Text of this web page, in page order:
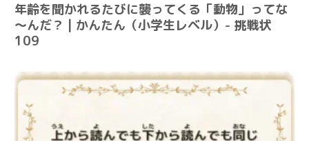
年齢を聞かれるたびに襲ってくる「動物」ってな
～んだ？ | かんたん（小学生レベル）- 挑戦状
109